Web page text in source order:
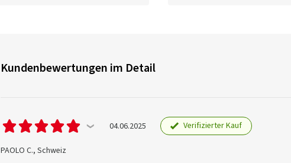
Kundenbewertungen im Detail
04.06.2025 Verifizierter Kauf
PAOLO C., Schweiz